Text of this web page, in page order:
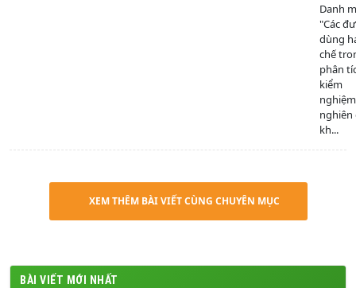
Danh
"Các
dùng
chế
phân
kiểm
nghiên
kh...
XEM THÊM BÀI VIẾT CÙNG CHUYÊN MỤC
BÀI VIẾT MỚI NHẤT